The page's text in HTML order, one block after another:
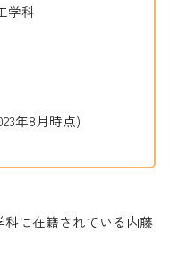
学科
年8月時点)
に在籍されている内藤